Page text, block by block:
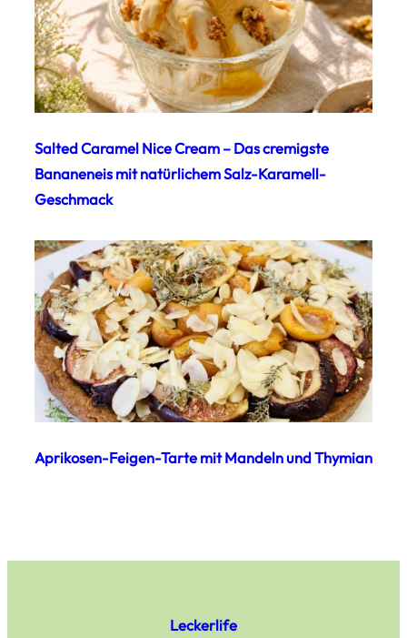
Salted Caramel Nice Cream – Das cremigste
Bananeneis mit natürlichem Salz-Karamell-
Geschmack
Aprikosen-Feigen-Tarte mit Mandeln und Thymian
Leckerlife